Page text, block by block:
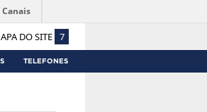
DO SITE 7
Canais
TELEFONES